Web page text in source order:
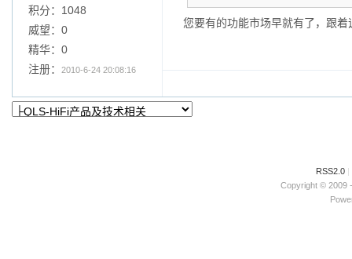
积分：1048
威望：0
精华：0
注册：
2010-6-24 20:08:16
您要有的功能市场早就有了，跟
RSS2.0 |
Copyright © 2009